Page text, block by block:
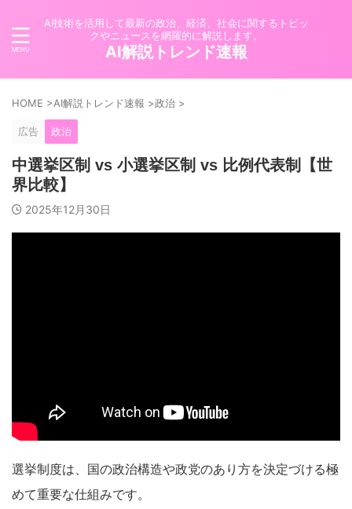
AI技術を活用して最新の政治、経済、社会に関するトピッ
クやニュースを網羅的に解説します。
AI解説トレンド速報
HOME >AI解説トレンド速報 >政治 >
広告 政治
中選挙区制 vs 小選挙区制 vs 比例代表制【世
界比較】
2025年12月30日
選挙制度は、国の政治構造や政党のあり方を決定づける極
めて重要な仕組みです。